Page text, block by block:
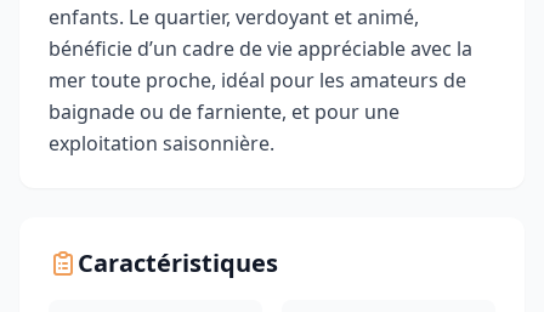
enfants. Le quartier, verdoyant et animé,
bénéficie d’un cadre de vie appréciable avec la
mer toute proche, idéal pour les amateurs de
baignade ou de farniente, et pour une
exploitation saisonnière.
Caractéristiques